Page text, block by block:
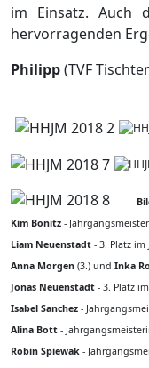
im Einsatz.
hervorragenden
Philipp(TVF
Kim Bonitz -
Liam Neuenstadt - 3. Platz im
Anna Morgen (3.) und Inka
Jonas Neuenstadt - 3. Platz
Isabel Sanchez -
Alina Bott -
Robin Spiewak -